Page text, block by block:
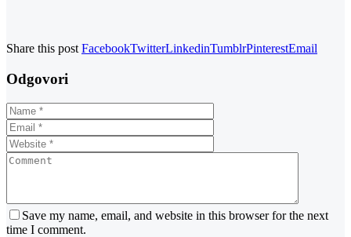
Share this post FacebookTwitterLinkedinTumblrPinterestEmail
Odgovori
Save my name, email, and website in this browser for the next
time I comment.